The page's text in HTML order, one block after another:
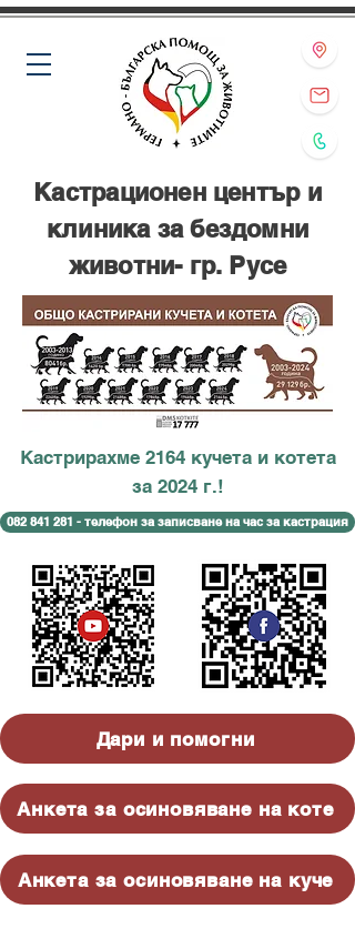
Кастрирахме 2164 кучета и котета
за 2024 г.!
082 841 281 - телефон за записване на час за кастрация
Кастрационен център и
клиника за бездомни
животни- гр. Русе
Дари и помогни
Анкета за осиновяване на коте
Анкета за осиновяване на куче